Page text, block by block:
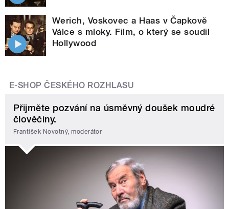
Werich, Voskovec a Haas v Čapkově
Válce s mloky. Film, o který se soudil
Hollywood
E-SHOP ČESKÉHO ROZHLASU
Přijměte pozvání na úsměvný doušek moudré
člověčiny.
František Novotný, moderátor